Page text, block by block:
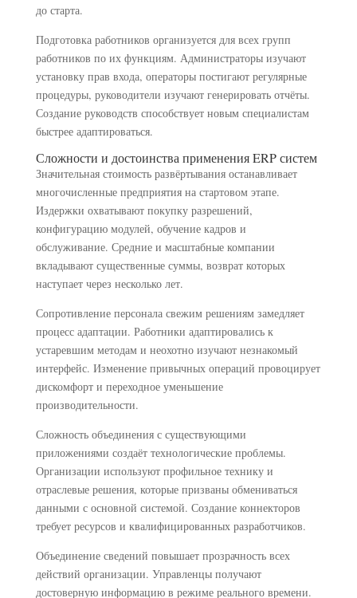
до старта.
Подготовка работников организуется для всех групп
работников по их функциям. Администраторы изучают
установку прав входа, операторы постигают регулярные
процедуры, руководители изучают генерировать отчёты.
Создание руководств способствует новым специалистам
быстрее адаптироваться.
Сложности и достоинства применения ERP систем
Значительная стоимость развёртывания останавливает
многочисленные предприятия на стартовом этапе.
Издержки охватывают покупку разрешений,
конфигурацию модулей, обучение кадров и
обслуживание. Средние и масштабные компании
вкладывают существенные суммы, возврат которых
наступает через несколько лет.
Сопротивление персонала свежим решениям замедляет
процесс адаптации. Работники адаптировались к
устаревшим методам и неохотно изучают незнакомый
интерфейс. Изменение привычных операций провоцирует
дискомфорт и переходное уменьшение
производительности.
Сложность объединения с существующими
приложениями создаёт технологические проблемы.
Организации используют профильное технику и
отраслевые решения, которые призваны обмениваться
данными с основной системой. Создание коннекторов
требует ресурсов и квалифицированных разработчиков.
Объединение сведений повышает прозрачность всех
действий организации. Управленцы получают
достоверную информацию в режиме реального времени.